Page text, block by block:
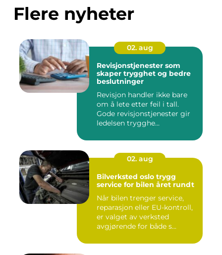
Flere nyheter
02. aug
Revisjonstjenester som
skaper trygghet og bedre
beslutninger
Revisjon handler ikke bare
om å lete etter feil i tall.
Gode revisjonstjenester gir
ledelsen trygghe...
02. aug
Bilverksted oslo trygg
service for bilen året rundt
Når bilen trenger service,
reparasjon eller EU-kontroll,
er valget av verksted
avgjørende for både s...